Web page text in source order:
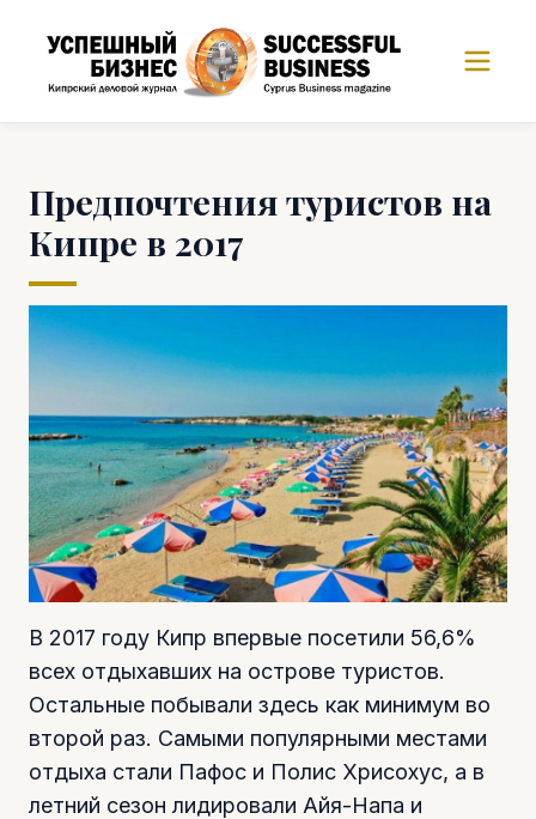
Предпочтения туристов на
Кипре в 2017
В 2017 году Кипр впервые посетили 56,6%
всех отдыхавших на острове туристов.
Остальные побывали здесь как минимум во
второй раз. Самыми популярными местами
отдыха стали Пафос и Полис Хрисохус, а в
летний сезон лидировали Айя-Напа и